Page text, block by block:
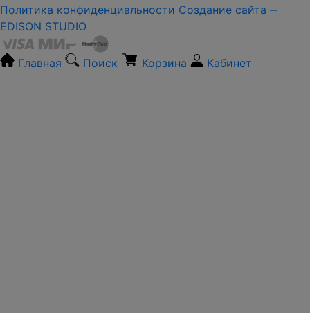
Политика конфиденциальности Создание сайта ‒
EDISON STUDIO
Главная Поиск Корзина Кабинет